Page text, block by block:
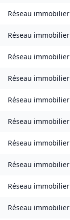
Réseau immobilier
Réseau immobilier
Réseau immobilier
Réseau immobilier
Réseau immobilier
Réseau immobilier
Réseau immobilier
Réseau immobilier
Réseau immobilier
Réseau immobilier